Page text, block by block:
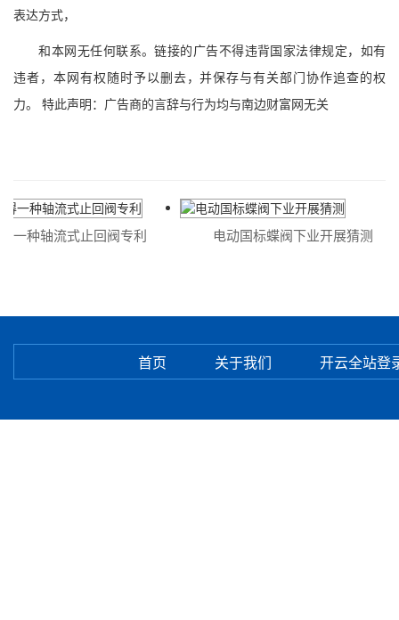
表达方式，
和本网无任何联系。链接的广告不得违背国家法律规定，如有
违者，本网有权随时予以删去，并保存与有关部门协作追查的权
力。 特此声明：广告商的言辞与行为均与南边财富网无关
种轴流式止回阀专利 电动国标蝶阀下业开展猜测
首页 关于我们 开云全站登